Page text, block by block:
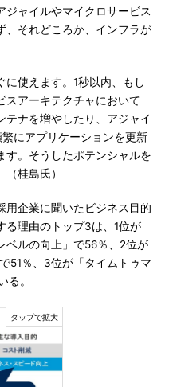
ジャイルやマイクロサービス
、それどころか、インフラが
使えます。1秒以内、もし
スアーキテクチャにおいて
テナを増やしたり、アジャイ
にアプリケーションを更新
す。そうしたポテンシャルを
桂島氏）
企業に聞いたビジネス目的
る理由のトップ3は、1位が
ベルの向上」で56％、2位が
51％、3位が「タイムトゥマ
る。